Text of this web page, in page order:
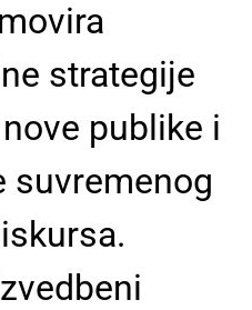
strategije
publike i
suvremenog